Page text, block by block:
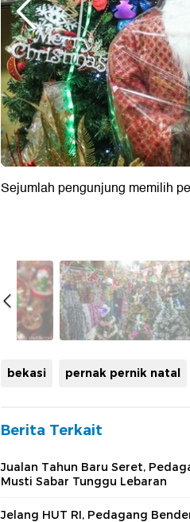
Sejumlah pengunjung memilih
bekasi pernak pernik natal
Berita Terkait
Jualan Tahun Baru Seret,
Musti Sabar Tunggu Lebaran
Jelang HUT RI, Pedagang